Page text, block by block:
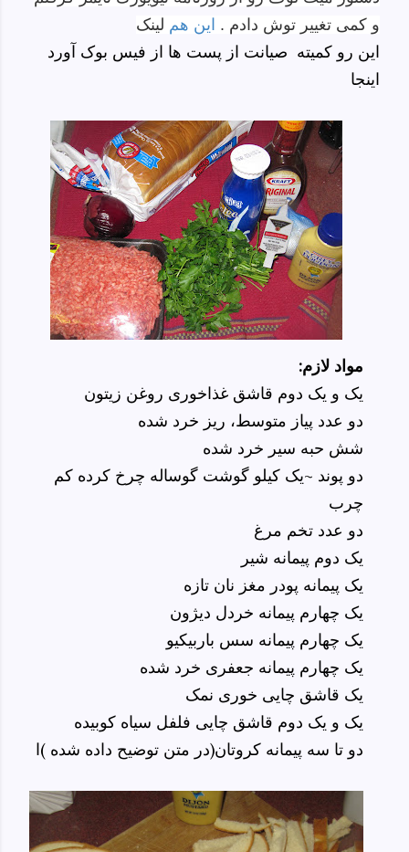
و کمی تغییر توش دادم . این هم لینک
این رو کمیته صیانت از پست ها از فیس بوک آورد
اینجا
:مواد لازم
یک و یک دوم قاشق غذاخوری روغن زیتون
دو عدد پیاز متوسط، ریز خرد شده
شش حبه سیر خرد شده
دو پوند ~یک کیلو گوشت گوساله چرخ کرده کم
چرب
دو عدد تخم مرغ
یک دوم پیمانه شیر
یک پیمانه پودر مغز نان تازه
یک چهارم پیمانه خردل دیژون
یک چهارم پیمانه سس باربیکیو
یک چهارم پیمانه جعفری خرد شده
یک قاشق چایی خوری نمک
یک و یک دوم قاشق چایی فلفل سیاه کوبیده
دو تا سه پیمانه کروتان(در متن توضیح داده شده )ا